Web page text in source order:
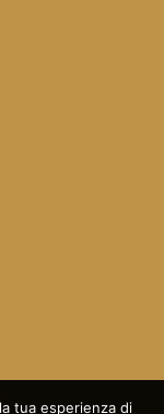
tua esperienza di